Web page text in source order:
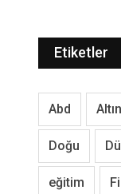
Etiketler
Abd Altın
Doğu
eğitim